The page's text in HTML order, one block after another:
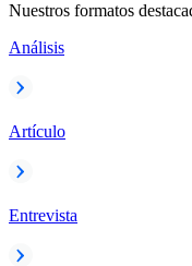
Nuestros formatos
Análisis
Artículo
Entrevista